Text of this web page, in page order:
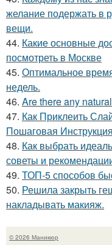
желание подержать в
вещи.
44. Какие основные
посмотреть в Москве
45. Оптимальное
недель.
46. Are there any
47. Как Приклеить
Пошаговая Инструкция
48. Как выбрать
советы и
49. ТОП-5 способов
50. Решила закрыть
накладывать макияж.
© 2026 Маникюр